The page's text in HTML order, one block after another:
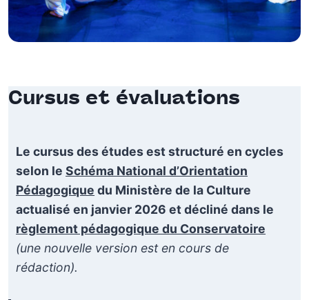
Cursus et évaluations
Le cursus des études est structuré en cycles
selon leSchéma National d’Orientation
Pédagogique du Ministère de la Culture
actualisé en janvier 2026 et décliné dans le
règlement pédagogique du Conservatoire
(une nouvelle version est en cours de
rédaction).